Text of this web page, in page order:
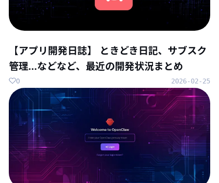
【アプリ開発日誌】 ときどき日記、サブスク
管理...などなど、最近の開発状況まとめ
2026-02-25
0